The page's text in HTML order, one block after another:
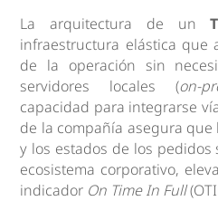
La arquitectura de un
infraestructura elástica que
de la operación sin
servidores locales (on-
capacidad para integrarse
de la compañía asegura
y los estados de los
ecosistema corporativo,
indicador On Time In Full